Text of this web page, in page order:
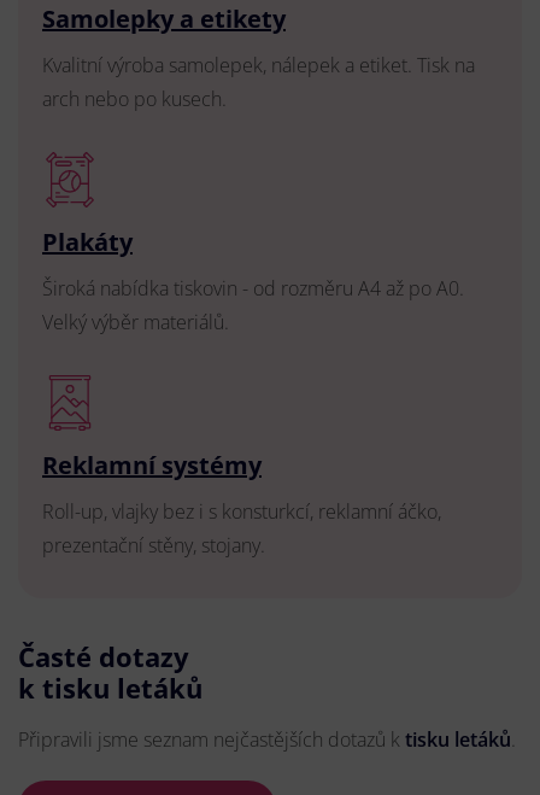
Samolepky a etikety
Kvalitní výroba samolepek, nálepek a etiket. Tisk na
arch nebo po kusech.
Plakáty
Široká nabídka tiskovin - od rozměru A4 až po A0.
Velký výběr materiálů.
Reklamní systémy
Roll-up, vlajky bez i s konsturkcí, reklamní áčko,
prezentační stěny, stojany.
Časté dotazy
k tisku letáků
Připravili jsme seznam nejčastějších dotazů k tisku letáků.